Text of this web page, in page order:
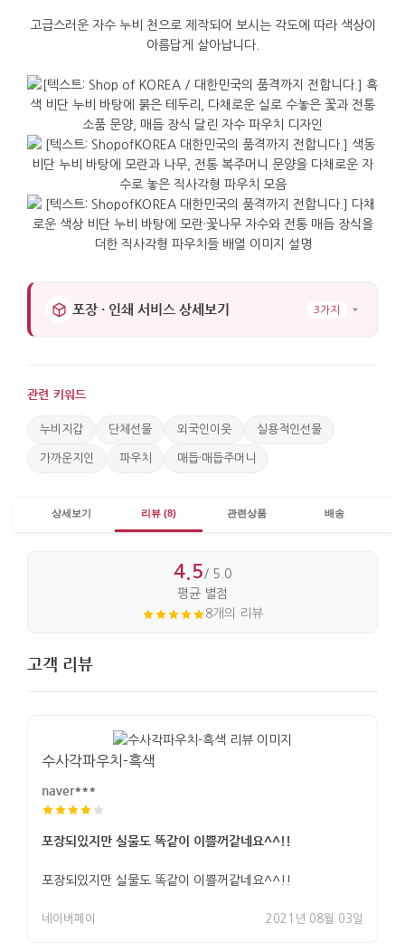
고급스러운 자수 누비 천으로 제작되어 보시는 각도에 따라 색상이
아름답게
살아납니다.
포장 · 인쇄 서비스 상세보기 3가지
관련 키워드
누비지갑 단체선물 외국인이웃 실용적인선물
가까운지인 파우치 매듭·매듭주머니
상세보기 리뷰 (8) 관련상품 배송
4.5/ 5.0
평균 별점
8개의 리뷰
고객 리뷰
수사각파우치-흑색
naver***
포장되있지만 실물도 똑같이 이쁠꺼같네요^^!!
포장되있지만 실물도 똑같이 이쁠꺼같네요^^!!
네이버페이 2021년 08월 03일